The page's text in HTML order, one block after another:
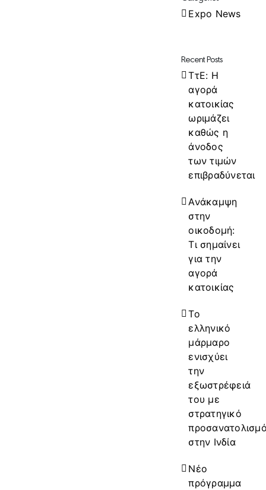
Expo News
Recent Posts
ΤτΕ: Η
αγορά
κατοικίας
ωριμάζει
καθώς η
άνοδος
των τιμών
επιβραδύνεται
Ανάκαμψη
στην
οικοδομή:
Τι σημαίνει
για την
αγορά
κατοικίας
Το
ελληνικό
μάρμαρο
ενισχύει
την
εξωστρέφειά
του με
στρατηγικό
στην Ινδία
Νέο
πρόγραμμα